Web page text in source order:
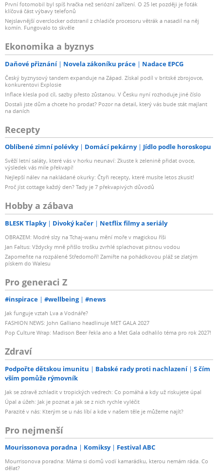
První fotomobil byl spíš hračka než seriózní zařízení. O 25 let později je foťák
klíčová část výbavy telefonů
Nejslavnější overclocker odstranil z chladiče procesoru větrák a nasadil na něj
komín. Fungovalo to skvěle
Ekonomika a byznys
Daňové přiznání Novela zákoníku práce Nadace EPCG
Český byznysový tandem expanduje na Západ. Získal podíl v britské zbrojovce,
konkurentovi Explosie
Inflace klesla pod cíl, sazby přesto zůstanou. V Česku nyní rozhoduje jiné číslo
Dostali jste dům a chcete ho prodat? Pozor na detail, který vás bude stát majlant
na daních
Recepty
Oblíbené zimní polévky Domácí pekárny Jídlo podle horoskopu
Svěží letní saláty, které vás v horku neunaví: Zkuste k zelenině přidat ovoce,
výsledek vás mile překvapí!
Nejlepší nálev na nakládané okurky: Čtyři recepty, které musíte letos zkusit!
Proč jíst cottage každý den? Tady je 7 překvapivých důvodů
Hobby a zábava
BLESK Tlapky Divoký kačer Netflix filmy a seriály
OBRAZEM: Modré slzy na Tchaj-wanu mění moře v magickou říši
Jan Faltus: Vždycky mně přišlo trošku zvrhlé splachovat pitnou vodou
Zapomeňte na rozpálené Středomoří! Zamiřte na pohádkovou pláž se zlatým
pískem do Walesu
Pro generaci Z
#inspirace #wellbeing #news
Jak funguje vztah Lva a Vodnáře?
FASHION NEWS: John Galliano headlinuje MET GALA 2027
Pop Culture Wrap: Madison Beer řekla ano a Met Gala odhalilo téma pro rok 2027!
Zdraví
Podpořte dětskou imunitu Babské rady proti nachlazení
S čím
vším pomůže rýmovník
Jak se zdravě zchladit v tropických vedrech: Co pomáhá a kdy už riskujete úpal
Úpal a úžeh: Jak je poznat a jak se z nich rychle vyléčit
Parazité v nás: Kterým se u nás líbí a kde v našem těle je můžeme najít?
Pro nejmenší
Mourissonova poradna Komiksy Festival ABC
Mourrisonova poradna: Máma si domů vodí kamarádku, kterou nemám ráda. Co
dělat?